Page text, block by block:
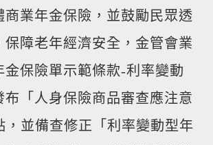
商業年金保險，並鼓勵民眾透
保障老年經濟安全，金管會業
金保險單示範條款-利率變動
布「人身保險商品審查應注意
，並備查修正「利率變動型年